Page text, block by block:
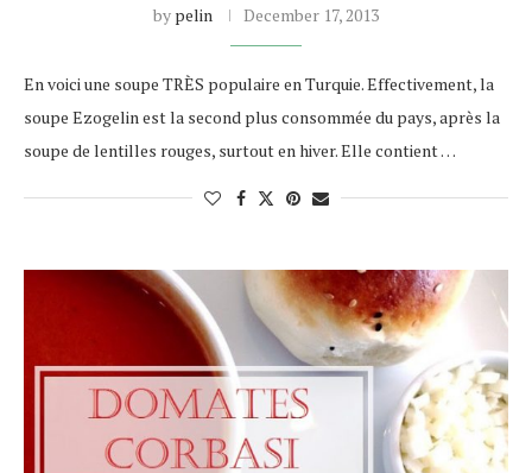
by pelin December 17, 2013
En voici une soupe TRÈS populaire en Turquie. Effectivement, la
soupe Ezogelin est la second plus consommée du pays, après la
soupe de lentilles rouges, surtout en hiver. Elle contient …